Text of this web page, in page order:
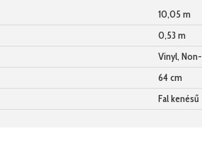
10,05 m
0,53 m
Vinyl,
64 cm
Fal kenésű